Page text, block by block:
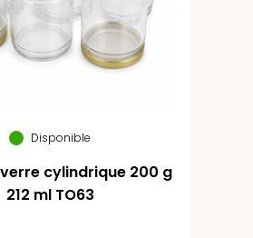
Disponible
cylindrique 200 g
212 ml TO63